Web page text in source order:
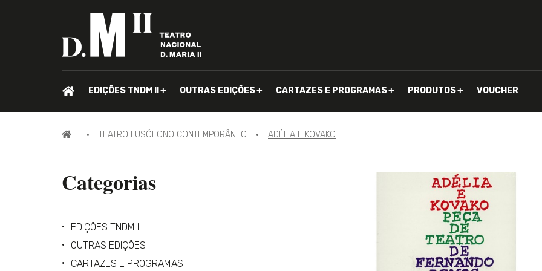
PÁGINA
EDIÇÕES TNDM II OUTRAS EDIÇÕES CARTAZES E PROGRAMAS PRODUTOS VOUCHER
PÁGINATEATRO LUSÓFONO CONTEMPORÂNEO ADÉLIA E KOVAKO
Categorias
EDIÇÕES TNDM II
OUTRAS EDIÇÕES
CARTAZES E PROGRAMAS